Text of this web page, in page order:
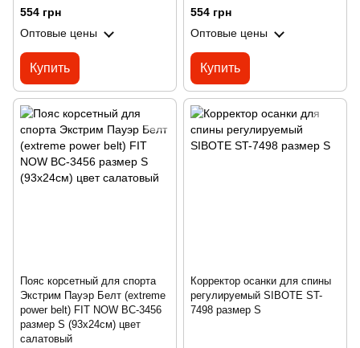
554 грн
Оптовые цены
Купить
554 грн
Оптовые цены
Купить
Пояс корсетный для спорта
Экстрим Пауэр Белт (extreme
power belt) FIT NOW BC-3456
размер S (93x24см) цвет
салатовый
Корректор осанки для спины
регулируемый SIBOTE ST-
7498 размер S